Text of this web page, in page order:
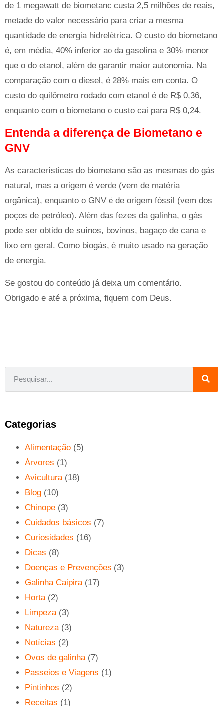
de 1 megawatt de biometano custa 2,5 milhões de reais,
metade do valor necessário para criar a mesma
quantidade de energia hidrelétrica. O custo do biometano
é, em média, 40% inferior ao da gasolina e 30% menor
que o do etanol, além de garantir maior autonomia. Na
comparação com o diesel, é 28% mais em conta. O
custo do quilômetro rodado com etanol é de R$ 0,36,
enquanto com o biometano o custo cai para R$ 0,24.
Entenda a diferença de Biometano e
GNV
As características do biometano são as mesmas do gás
natural, mas a origem é verde (vem de matéria
orgânica), enquanto o GNV é de origem fóssil (vem dos
poços de petróleo). Além das fezes da galinha, o gás
pode ser obtido de suínos, bovinos, bagaço de cana e
lixo em geral. Como biogás, é muito usado na geração
de energia.
Se gostou do conteúdo já deixa um comentário.
Obrigado e até a próxima, fiquem com Deus.
Categorias
Alimentação (5)
Árvores (1)
Avicultura(18)
Blog (10)
Chinope (3)
Cuidados básicos (7)
Curiosidades (16)
Dicas (8)
Doenças e Prevenções (3)
Galinha Caipira(17)
Horta(2)
Limpeza(3)
Natureza(3)
Notícias (2)
Ovos de galinha(7)
Passeios e Viagens (1)
Pintinhos (2)
Receitas (1)